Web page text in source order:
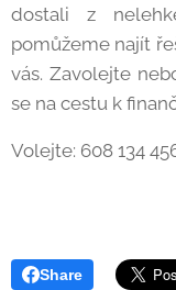
dostali z
pomůžeme najít
vás. Zavolejte
se na cestu k
Volejte: 608 134
Share